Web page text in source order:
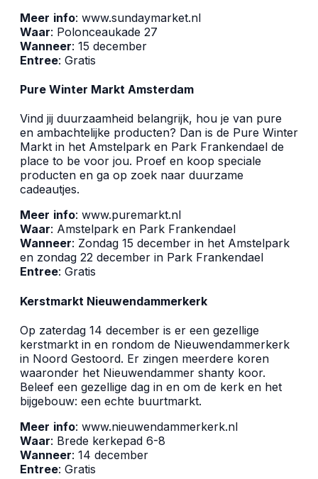
Meer info: www.sundaymarket.nl
Waar: Polonceaukade 27
Wanneer: 15 december
Entree: Gratis
Pure Winter Markt Amsterdam
Vind jij duurzaamheid belangrijk, hou je van pure
en ambachtelijke producten? Dan is de Pure Winter
Markt in het Amstelpark en Park Frankendael de
place to be voor jou. Proef en koop speciale
producten en ga op zoek naar duurzame
cadeautjes.
Meer info: www.puremarkt.nl
Waar: Amstelpark en Park Frankendael
Wanneer: Zondag 15 december in het Amstelpark
en zondag 22 december in Park Frankendael
Entree: Gratis
Kerstmarkt Nieuwendammerkerk
Op zaterdag 14 december is er een gezellige
kerstmarkt in en rondom de Nieuwendammerkerk
in Noord Gestoord. Er zingen meerdere koren
waaronder het Nieuwendammer shanty koor.
Beleef een gezellige dag in en om de kerk en het
bijgebouw: een echte buurtmarkt.
Meer info: www.nieuwendammerkerk.nl
Waar: Brede kerkepad 6-8
Wanneer: 14 december
Entree: Gratis